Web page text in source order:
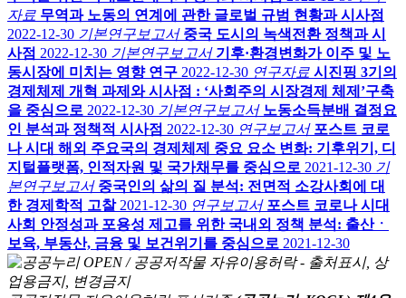
자료 무역과 노동의 연계에 관한 글로벌 규범 현황과 시사점
2022-12-30 기본연구보고서 중국 도시의 녹색전환 정책과 시
사점 2022-12-30 기본연구보고서 기후·환경변화가 이주 및 노
동시장에 미치는 영향 연구 2022-12-30 연구자료 시진핑 3기의
경제체제 개혁 과제와 시사점 : ‘사회주의 시장경제 체제’구축
을 중심으로 2022-12-30 기본연구보고서 노동소득분배 결정요
인 분석과 정책적 시사점 2022-12-30 연구보고서 포스트 코로
나 시대 해외 주요국의 경제체제 중요 요소 변화: 기후위기, 디
지털플랫폼, 인적자원 및 국가채무를 중심으로 2021-12-30 기
본연구보고서 중국인의 삶의 질 분석: 전면적 소강사회에 대
한 경제학적 고찰 2021-12-30 연구보고서 포스트 코로나 시대
사회 안정성과 포용성 제고를 위한 국내외 정책 분석: 출산ㆍ
보육, 부동산, 금융 및 보건위기를 중심으로 2021-12-30